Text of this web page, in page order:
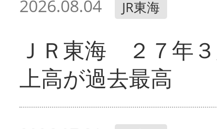
2026.08.04 JR東海
ＪＲ東海 ２７年
上高が過去最高